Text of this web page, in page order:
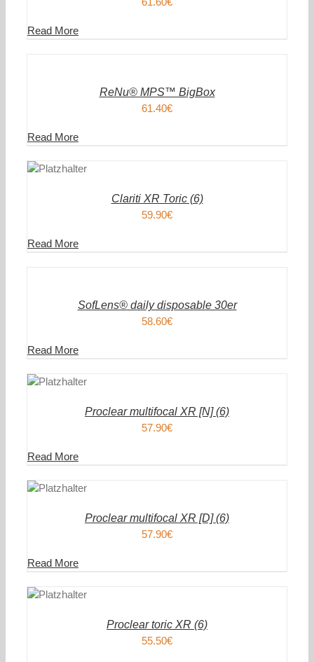
Read More
IN
ReNu® MPS™ BigBox
61.40€
Read More
Clariti XR Toric (6)
59.90€
Read More
IN
SofLens® daily disposable 30er
58.60€
Read More
Proclear multifocal XR [N] (6)
57.90€
Read More
Proclear multifocal XR [D] (6)
57.90€
Read More
Proclear toric XR (6)
55.50€